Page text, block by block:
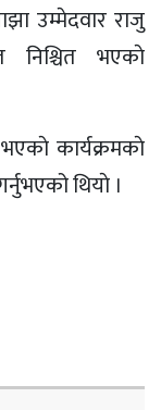
उम्मेदवार राजु
निश्चित भएकाे
कार्यक्रमकाे
थियाे ।